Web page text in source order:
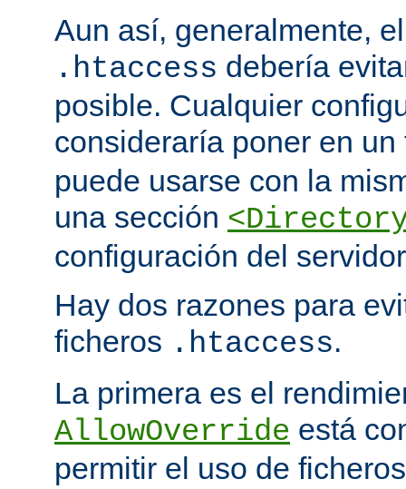
Aun así, generalmente,
.htaccess debería
posible. Cualquier
consideraría poner en
puede usarse con la
una sección
configuración del
Hay dos razones para
ficheros .htaccess.
La primera es el
AllowOverride está
permitir el uso de